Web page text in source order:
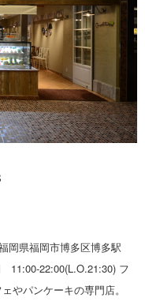
岡県福岡市博多区博多駅
11:00-22:00(L.O.21:30) フ
やパンケーキの専門店。